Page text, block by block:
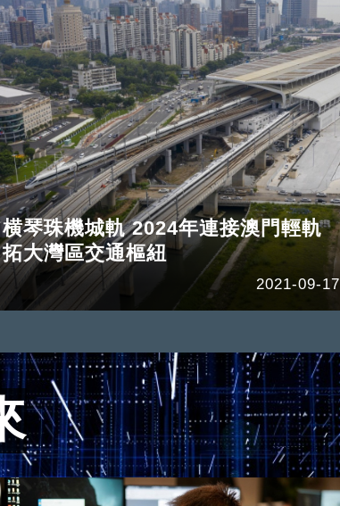
横琴珠機城軌 2024年連接澳門輕軌
拓大灣區交通樞紐
2021-09-17